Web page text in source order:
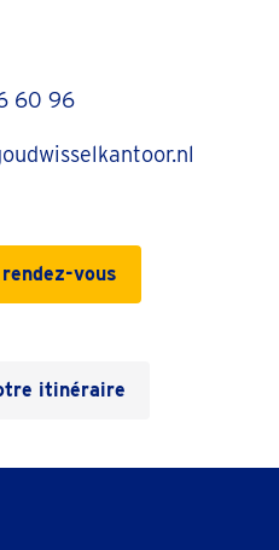
60 96
vous
itinéraire